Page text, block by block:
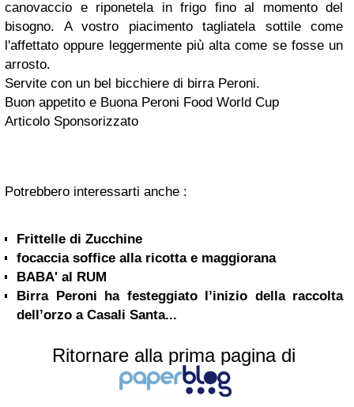
canovaccio e riponetela in frigo fino al momento del
bisogno. A vostro piacimento tagliatela sottile come
l'affettato oppure leggermente più alta come se fosse un
arrosto.
Servite con un bel bicchiere di birra Peroni.
Buon appetito e Buona Peroni Food World Cup
Articolo Sponsorizzato
Potrebbero interessarti anche :
Frittelle di Zucchine
focaccia soffice alla ricotta e maggiorana
BABA' al RUM
Birra Peroni ha festeggiato l’inizio della raccolta
dell’orzo a Casali Santa...
Ritornare alla prima pagina di